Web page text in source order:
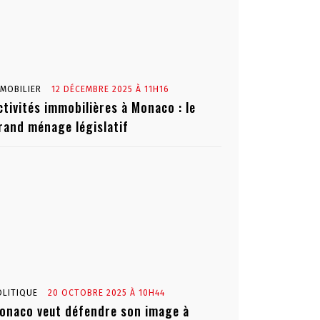
12 DÉCEMBRE 2025 À 11H16
immobilières à Monaco : le
ménage législatif
20 OCTOBRE 2025 À 10H44
veut défendre son image à